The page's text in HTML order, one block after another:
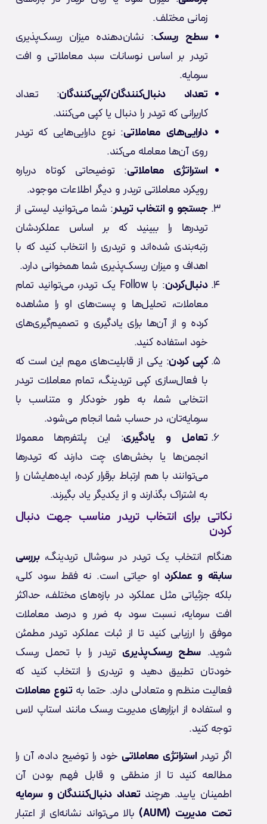
زمانی مختلف.
سطح ریسک: نشان‌دهنده میزان ریسک‌پذیری
تریدر بر اساس نوسانات سبد معاملاتی و افت
سرمایه.
تعداد دنبال‌کنندگان/کپی‌کنندگان: تعداد
کاربرانی که تریدر را دنبال یا کپی می‌کنند.
دارایی‌های معاملاتی: نوع دارایی‌هایی که تریدر
روی آن‌ها معامله می‌کند.
استراتژی معاملاتی: توضیحاتی کوتاه درباره
رویکرد معاملاتی تریدر و دیگر اطلاعات موجود.
جستجو و انتخاب تریدر: شما می‌توانید لیستی از
تریدرها را ببینید که بر اساس عملکردشان
رتبه‌بندی شده‌اند و تریدری را انتخاب کنید که با
اهداف و میزان ریسک‌پذیری شما همخوانی دارد.
دنبال‌کردن
: با Follow یک تریدر، می‌توانید تمام
معاملات، تحلیل‌ها و پست‌های او را مشاهده
کرده و از آن‌ها برای یادگیری و تصمیم‌گیری‌های
خود استفاده کنید.
کپی کردن: یکی از قابلیت‌های مهم این است که
با فعال‌سازی کپی تریدینگ، تمام معاملات تریدر
انتخابی شما، به طور خودکار و متناسب با
سرمایه‌تان، در حساب شما انجام می‌شود.
تعامل و یادگیری: این پلتفرم‌ها معمولا
انجمن‌ها یا بخش‌های چت دارند که تریدرها
می‌توانند با هم ارتباط برقرار کرده، ایده‌هایشان را
به اشتراک بگذارند و از یکدیگر یاد بگیرند.
نکاتی برای انتخاب تریدر مناسب جهت دنبال
کردن
هنگام انتخاب یک تریدر در سوشال تریدینگ،بررسی
سابقه و عملکرد او حیاتی است. نه فقط سود کلی،
بلکه جزئیاتی مثل عملکرد در بازه‌های مختلف، حداکثر
افت سرمایه، نسبت سود به ضرر و درصد معاملات
موفق را ارزیابی کنید تا از ثبات عملکرد تریدر مطمئن
شوید.سطح ریسک‌پذیری تریدر را با تحمل ریسک
خودتان تطبیق دهید و تریدری را انتخاب کنید که
فعالیت منظم و متعادلی دارد. حتما به تنوع معاملات
و استفاده از ابزارهای مدیریت ریسک مانند استاپ لاس
توجه کنید.
اگر تریدر استراتژی معاملاتی خود را توضیح داده، آن را
مطالعه کنید تا از منطقی و قابل فهم بودن آن
اطمینان یابید. هرچند تعداد دنبال‌کنندگان و سرمایه
تحت مدیریت (AUM)
بالا می‌تواند نشانه‌ای از اعتبار